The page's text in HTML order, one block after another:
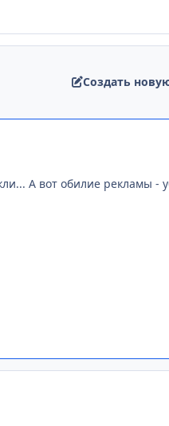
Создать
А вот обилие рекламы -